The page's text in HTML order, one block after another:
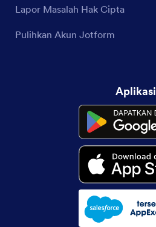
Lapor Masalah Hak Cipta
Pulihkan Akun Jotform
Aplikasi